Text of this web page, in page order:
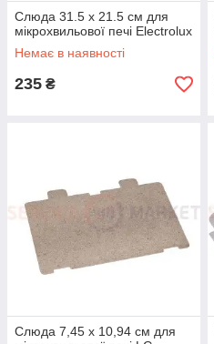
Слюда 31.5 x 21.5 см для
мікрохвильової печі Electrolux
Немає в наявності
235 ₴
Слюда 7,45 x 10,94 см для